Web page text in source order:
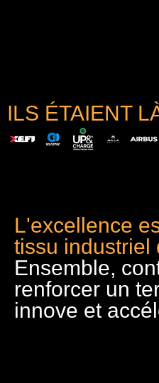
ILS ÉTAIENT
L'excellence
tissu industriel
Ensemble,
renforcer un
innove et